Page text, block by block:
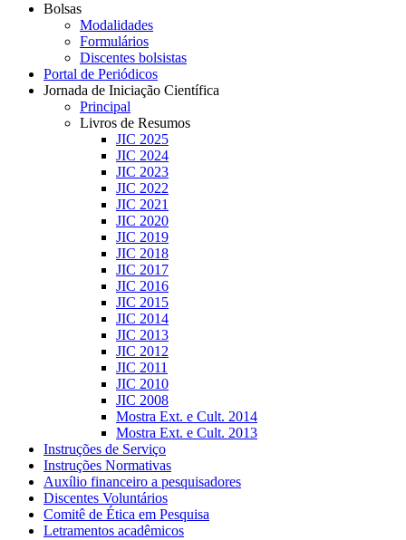
Bolsas
Modalidades
Formulários
Discentes bolsistas
Portal de Periódicos
Jornada de Iniciação Científica
Principal
Livros de Resumos
JIC 2025
JIC 2024
JIC 2023
JIC 2022
JIC 2021
JIC 2020
JIC 2019
JIC 2018
JIC 2017
JIC 2016
JIC 2015
JIC 2014
JIC 2013
JIC 2012
JIC 2011
JIC 2010
JIC 2008
Mostra Ext. e Cult. 2014
Mostra Ext. e Cult. 2013
Instruções de Serviço
Instruções Normativas
Auxílio financeiro a pesquisadores
Discentes Voluntários
Comitê de Ética em Pesquisa
Letramentos acadêmicos